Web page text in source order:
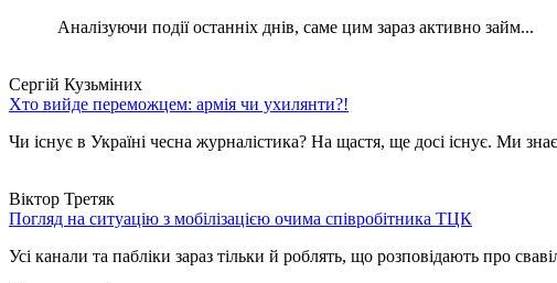
Аналізуючи події останніх днів, саме цим зараз активно займ...
Сергій Кузьміних
Хто вийде переможцем: армія чи ухилянти?!
Чи існує в Україні чесна журналістика? На щастя, ще досі існує. Ми
Віктор Третяк
Погляд на ситуацію з мобілізацією очима співробітника ТЦК
Усі канали та пабліки зараз тільки й роблять, що розповідають про